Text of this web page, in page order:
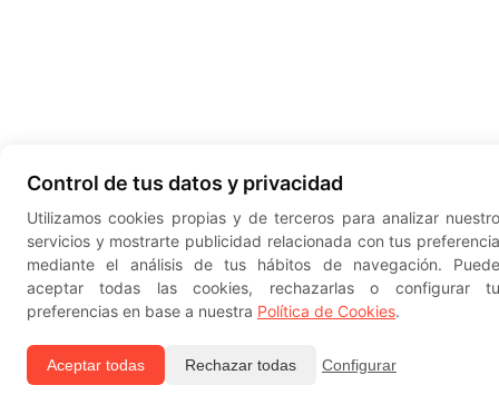
Control de tus datos y privacidad
Utilizamos cookies propias y de terceros para analizar
servicios y mostrarte publicidad relacionada con tus
mediante el análisis de tus hábitos de navegación.
aceptar todas las cookies, rechazarlas o configurar
preferencias en base a nuestra Política de Cookies.
Aceptar todas Rechazar todas Configurar